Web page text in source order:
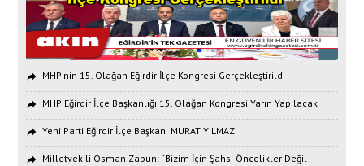
MHP'nin 15. Olağan Eğirdir İlçe Kongresi Gerçekleştirildi
MHP Eğirdir İlçe Başkanlığı 15. Olağan Kongresi Yarın Yapılacak
Yeni Parti Eğirdir İlçe Başkanı MURAT YILMAZ
Milletvekili Osman Zabun: “Bizim İçin Şahsi Öncelikler Değil